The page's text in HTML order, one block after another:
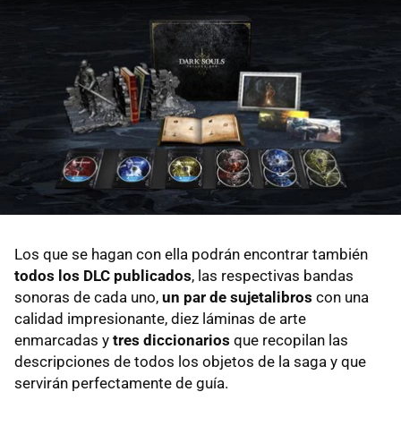
Los que se hagan con ella podrán encontrar también
todos los DLC publicados, las respectivas bandas
sonoras de cada uno, un par de sujetalibros con una
calidad impresionante, diez láminas de arte
enmarcadas y tres diccionarios que recopilan las
descripciones de todos los objetos de la saga y que
servirán perfectamente de guía.